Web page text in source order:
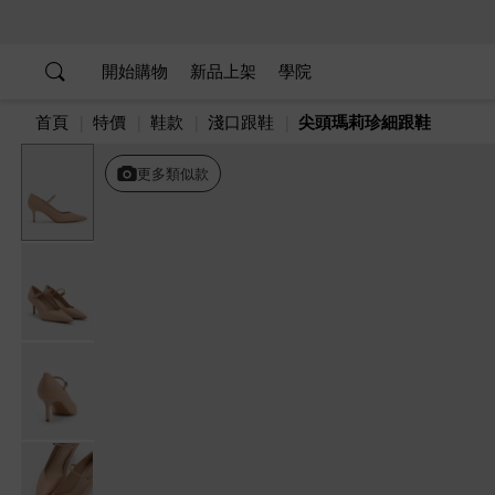
開始購物 新品上架 學院
首頁 特價 鞋款 淺口跟鞋 尖頭瑪莉珍細跟鞋
更多類似款